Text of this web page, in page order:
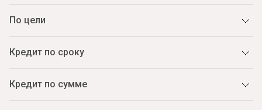
По цели
Кредит по сроку
Кредит по сумме